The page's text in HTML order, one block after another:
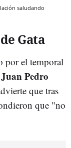
saludando
Gata
por el temporal
Juan Pedro
que tras
que "no